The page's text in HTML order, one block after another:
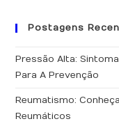
Postagens
Pressão Alta:
Para A Prevenção
Reumatismo:
Reumáticos